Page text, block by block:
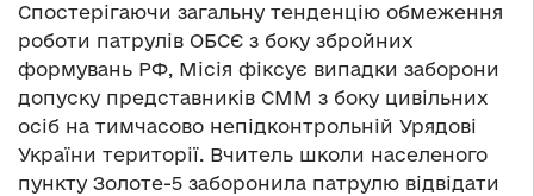
Спостерігаючи загальну тенденцію обмеження
роботи патрулів ОБСЄ з боку збройних
формувань РФ, Місія фіксує випадки заборони
допуску представників СММ з боку цивільних
осіб на тимчасово непідконтрольній Урядові
України території. Вчитель школи населеного
пункту Золоте-5 заборонила патрулю відвідати